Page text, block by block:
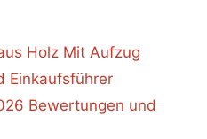
Holz Mit Aufzug
Einkaufsführer
Bewertungen und